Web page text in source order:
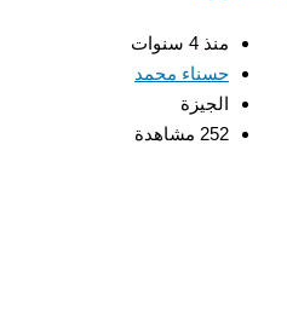
منذ 4 سنوات
حسناء محمد
الجيزة
252 مشاهدة